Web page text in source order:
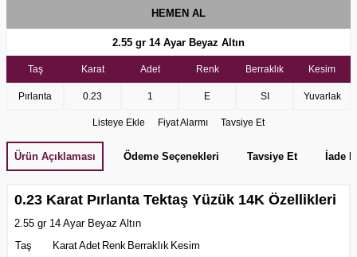
HEMEN AL
2.55 gr 14 Ayar Beyaz Altın
Taş
Pırlanta
Karat
0.23
Adet
1
Renk
E
Berraklık
SI
Kesim
Yuvarlak
Listeye Ekle Fiyat Alarmı Tavsiye Et
Ürün Açıklaması Ödeme Seçenekleri Tavsiye Et İade
0.23 Karat Pırlanta Tektaş Yüzük 14K Özellikleri
2.55 gr 14 Ayar Beyaz Altın
Taş
KaratAdet Renk Berraklık Kesim